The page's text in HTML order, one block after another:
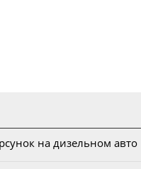
на дизельном авто